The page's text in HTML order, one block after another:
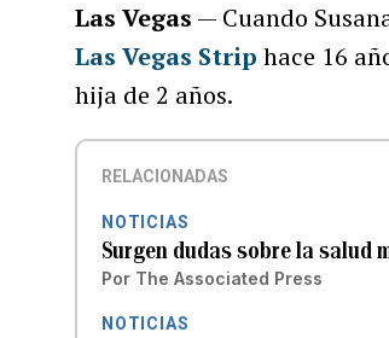
Las Vegas — Cuando
Las Vegas Strip hace 16
hija de 2 años.
RELACIONADAS
NOTICIAS
Surgen dudas sobre la salud
Por The Associated Press
NOTICIAS